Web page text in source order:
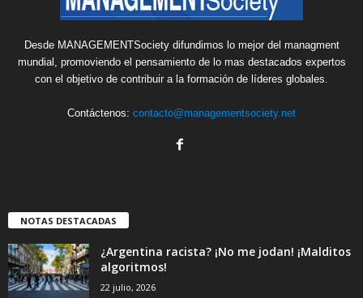
Desde MANAGEMENTSociety difundimos lo mejor del managment
mundial, promoviendo el pensamiento de lo mas destacados expertos
con el objetivo de contribuir a la formación de líderes globales.
Contáctenos: contacto@managementsociety.net
NOTAS DESTACADAS
¿Argentina racista? ¡No me jodan! ¡Malditos
algoritmos!
22 julio, 2026